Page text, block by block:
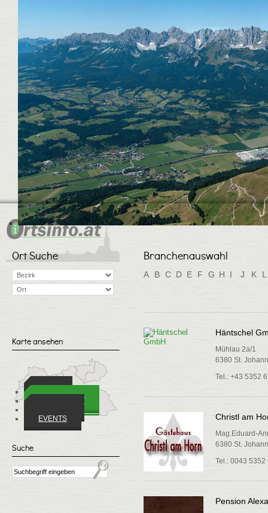
WIRTSCHAFT
EVENTS
Ort Suche
Karte ansehen
Suche
Branchenauswahl
A B C D E F G H I J K L
Häntschel
Mühlau 2a/1
6380 St.
Tel.: +43 5352
Christl am
Mag.Eduard-
6380 St.
Tel.: 0043 5352
Pension